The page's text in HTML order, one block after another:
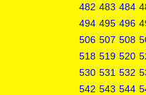
482 483 484
494 495 496
506 507 508
518 519 520
530 531 532
542 543 544